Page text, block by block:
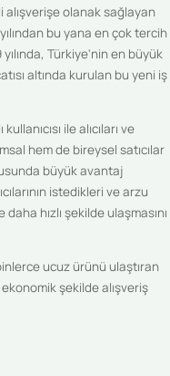
alışverişe olanak sağlayan
bu yana en çok tercih
Türkiye'nin en büyük
altında kurulan bu yeni iş
ile alıcıları ve
hem de bireysel satıcılar
büyük avantaj
istedikleri ve arzu
hızlı şekilde ulaşmasını
ucuz ürünü ulaştıran
ekonomik şekilde alışveriş